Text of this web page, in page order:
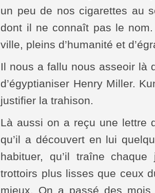
un peu de nos cigarettes au
dont il ne connaît pas le
ville, pleins d’humanité et
Il nous a fallu nous asseoir là
d’égyptianiser Henry Miller.
justifier la trahison.
Là aussi on a reçu une lettre
qu’il a découvert en lui
habituer, qu’il traîne
trottoirs plus lisses que ceux
mieux. On a passé des mois